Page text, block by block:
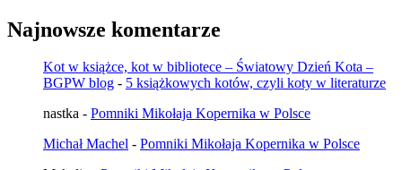
Najnowsze komentarze
Kot w książce, kot w bibliotece – Światowy Dzień Kota –
BGPW blog - 5 książkowych kotów, czyli koty w literaturze
nastka - Pomniki Mikołaja Kopernika w Polsce
Michał Machel - Pomniki Mikołaja Kopernika w Polsce